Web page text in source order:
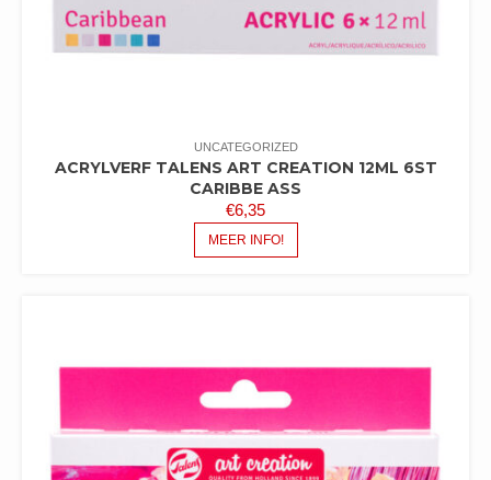
UNCATEGORIZED
ACRYLVERF TALENS ART CREATION 12ML 6ST
CARIBBE ASS
€6,35
MEER INFO!